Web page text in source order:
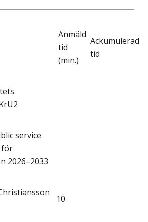
Anmäld
tid
(min.)
Ackumulerad
tid
service
för
2026–2033
10